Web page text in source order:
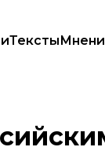
Тексты
деньги